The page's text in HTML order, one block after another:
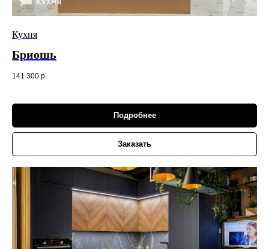
Кухня
Бриошь
141 300 р.
Подробнее
Заказать